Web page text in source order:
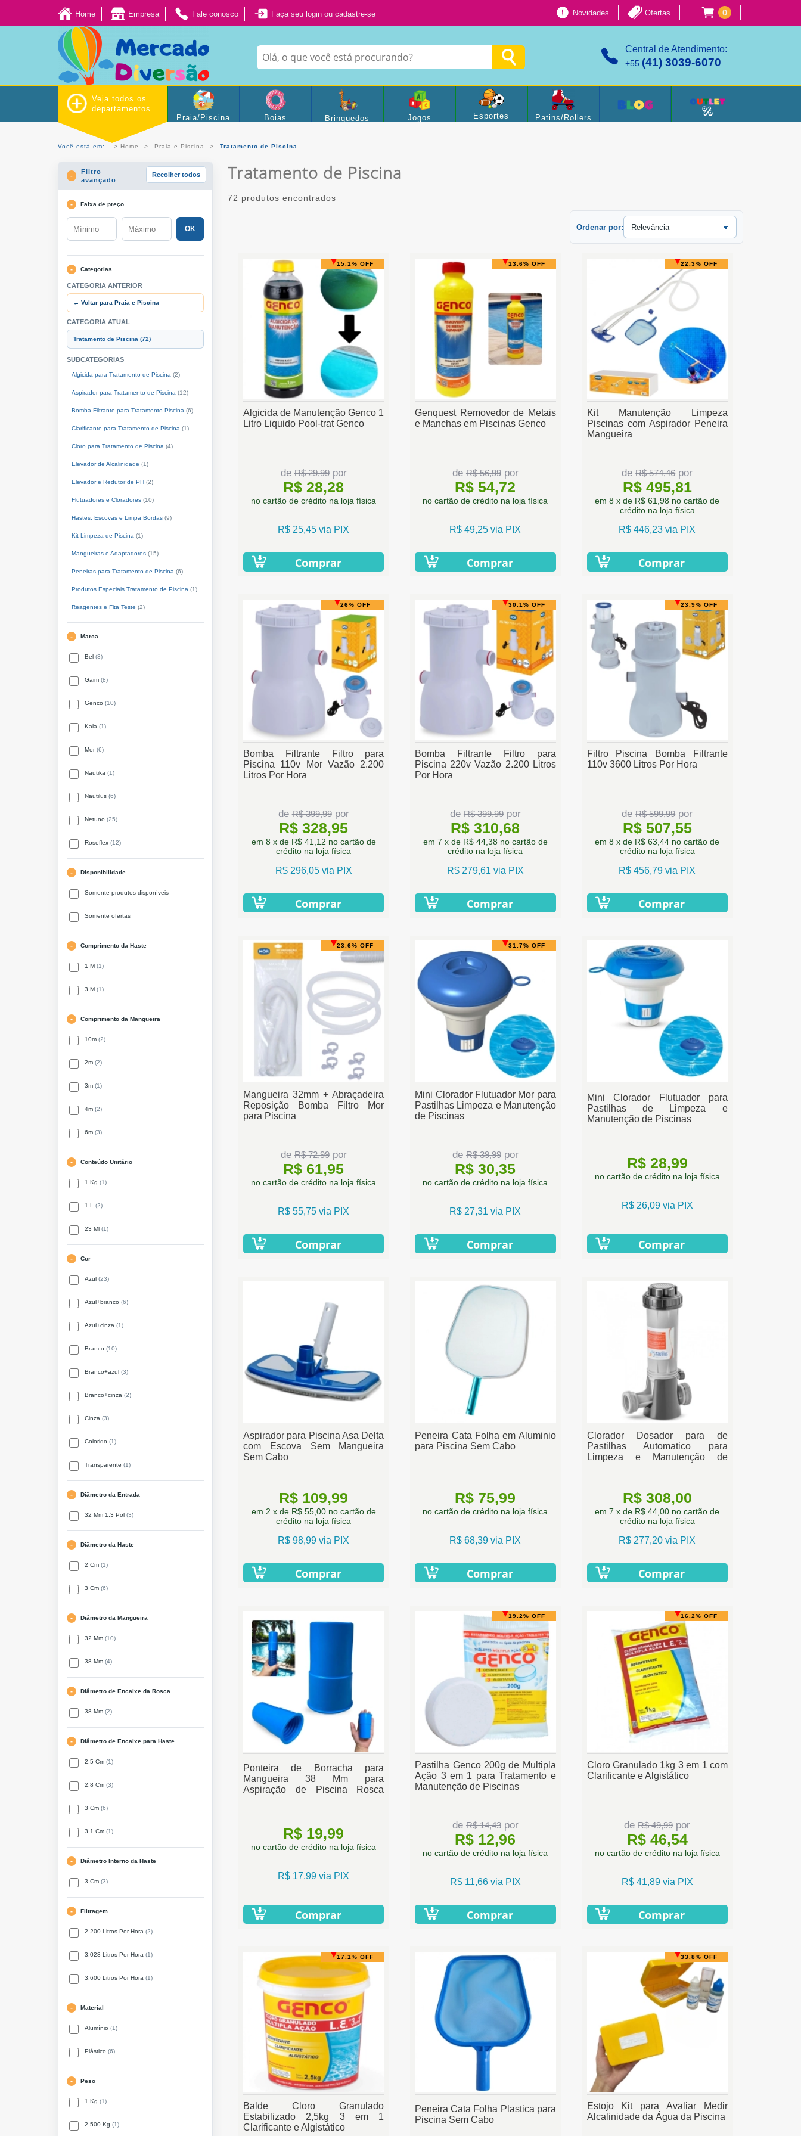
Home Empresa Fale conosco Faça seu login ou cadastre-se 0
Novidades Ofertas
Central de Atendimento:
+55 (41) 3039-6070
Veja todos os
departamentos
Praia/Piscina
Boias Brinquedos Jogos Esportes Patins/Rollers
Você está em: Home Praia e Piscina Tratamento de Piscina
Filtro
avançado
Recolher todos
Faixa de preço
OK
Categorias
CATEGORIA ANTERIOR
← Voltar para Praia e Piscina
CATEGORIA ATUAL
Tratamento de Piscina (72)
SUBCATEGORIAS
Algicida para Tratamento de Piscina (2)
Aspirador para Tratamento de Piscina (12)
Bomba Filtrante para Tratamento Piscina (6)
Clarificante para Tratamento de Piscina (1)
Cloro para Tratamento de Piscina (4)
Elevador de Alcalinidade (1)
Elevador e Redutor de PH (2)
Flutuadores e Cloradores (10)
Hastes, Escovas e Limpa Bordas (9)
Kit Limpeza de Piscina (1)
Mangueiras e Adaptadores (15)
Peneiras para Tratamento de Piscina (6)
Produtos Especiais Tratamento de Piscina (1)
Reagentes e Fita Teste (2)
Marca
Bel (3)
Gaim (8)
Genco (10)
Kala (1)
Mor(6)
Nautika (1)
Nautilus (6)
Netuno (25)
Roseflex (12)
Disponibilidade
Somente produtos disponíveis
Somente ofertas
Comprimento da Haste
1 M (1)
3 M (1)
Comprimento da Mangueira
10m (2)
2m (2)
3m (1)
4m (2)
6m (3)
Conteúdo Unitário
1 Kg (1)
1 L (2)
23 Ml (1)
Cor
Azul (23)
Azul+branco (6)
Azul+cinza (1)
Branco (10)
Branco+azul (3)
Branco+cinza (2)
Cinza (3)
Colorido (1)
Transparente (1)
Diâmetro da Entrada
32 Mm 1,3 Pol (3)
Diâmetro da Haste
2 Cm (1)
3 Cm (6)
Diâmetro da Mangueira
32 Mm (10)
38 Mm (4)
Diâmetro de Encaixe da Rosca
38 Mm (2)
Diâmetro de Encaixe para Haste
2,5 Cm (1)
2,8 Cm (3)
3 Cm (6)
3,1 Cm (1)
Diâmetro Interno da Haste
3 Cm (3)
Filtragem
2.200 Litros Por Hora (2)
3.028 Litros Por Hora (1)
3.600 Litros Por Hora (1)
Material
Alumínio (1)
Plástico (6)
Peso
1 Kg (1)
2,500 Kg (1)
Tratamento de Piscina
72 produtos encontrados
Ordenar por:
15.1% OFF
Algicida de Manutenção Genco 1
Litro Liquido Pool-trat Genco
deR$ 29,99por
R$ 28,28
no cartão de crédito na loja física
R$ 25,45 via PIX
Comprar
13.6% OFF
Genquest Removedor de Metais
e Manchas em Piscinas Genco
de R$ 56,99por
R$ 54,72
no cartão de crédito na loja física
R$ 49,25 via PIX
Comprar
22.3% OFF
Kit Manutenção Limpeza
Piscinas com Aspirador Peneira
Mangueira
deR$ 574,46por
R$ 495,81
em 8 x de R$ 61,98 no cartão de
crédito na loja física
R$ 446,23 via PIX
Comprar
26% OFF
Bomba Filtrante Filtro para
Piscina 110v Mor Vazão 2.200
Litros Por Hora
deR$ 399,99por
R$ 328,95
em 8 x de R$ 41,12 no cartão de
crédito na loja física
R$ 296,05 via PIX
Comprar
30.1% OFF
Bomba Filtrante Filtro para
Piscina 220v Vazão 2.200 Litros
Por Hora
de R$ 399,99por
R$ 310,68
em 7 x de R$ 44,38 no cartão de
crédito na loja física
R$ 279,61 via PIX
Comprar
23.9% OFF
Filtro Piscina Bomba Filtrante
110v 3600 Litros Por Hora
deR$ 599,99por
R$ 507,55
em 8 x de R$ 63,44 no cartão de
crédito na loja física
R$ 456,79 via PIX
Comprar
23.6% OFF
Mangueira 32mm + Abraçadeira
Reposição Bomba Filtro Mor
para Piscina
deR$ 72,99por
R$ 61,95
no cartão de crédito na loja física
R$ 55,75 via PIX
Comprar
31.7% OFF
Mini Clorador Flutuador Mor para
Pastilhas Limpeza e Manutenção
de Piscinas
de R$ 39,99por
R$ 30,35
no cartão de crédito na loja física
R$ 27,31 via PIX
Comprar
Mini Clorador Flutuador para
Pastilhas de Limpeza e
Manutenção de Piscinas
R$ 28,99
no cartão de crédito na loja física
R$ 26,09 via PIX
Comprar
Aspirador para Piscina Asa Delta
com Escova Sem Mangueira
Sem Cabo
R$ 109,99
em 2 x de R$ 55,00 no cartão de
crédito na loja física
R$ 98,99 via PIX
Comprar
Peneira Cata Folha em Aluminio
para Piscina Sem Cabo
R$ 75,99
no cartão de crédito na loja física
R$ 68,39 via PIX
Comprar
Clorador Dosador para de
Pastilhas Automatico para
Limpeza e Manutenção de
R$ 308,00
em 7 x de R$ 44,00 no cartão de
crédito na loja física
R$ 277,20 via PIX
Comprar
Ponteira de Borracha para
Mangueira 38 Mm para
Aspiração de Piscina Rosca
R$ 19,99
no cartão de crédito na loja física
R$ 17,99 via PIX
Comprar
19.2% OFF
Pastilha Genco 200g de Multipla
Ação 3 em 1 para Tratamento e
Manutenção de Piscinas
de R$ 14,43por
R$ 12,96
no cartão de crédito na loja física
R$ 11,66 via PIX
Comprar
16.2% OFF
Cloro Granulado 1kg 3 em 1 com
Clarificante e Algistático
deR$ 49,99por
R$ 46,54
no cartão de crédito na loja física
R$ 41,89 via PIX
Comprar
17.1% OFF
Balde Cloro Granulado
Estabilizado 2,5kg 3 em 1
Clarificante e Algistático
Peneira Cata Folha Plastica para
Piscina Sem Cabo
33.8% OFF
Estojo Kit para Avaliar Medir
Alcalinidade da Água da Piscina